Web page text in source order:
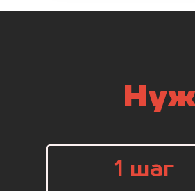
1 шаг